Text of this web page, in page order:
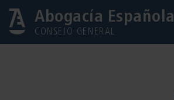
Abogacía Española
CONSEJO GENERAL